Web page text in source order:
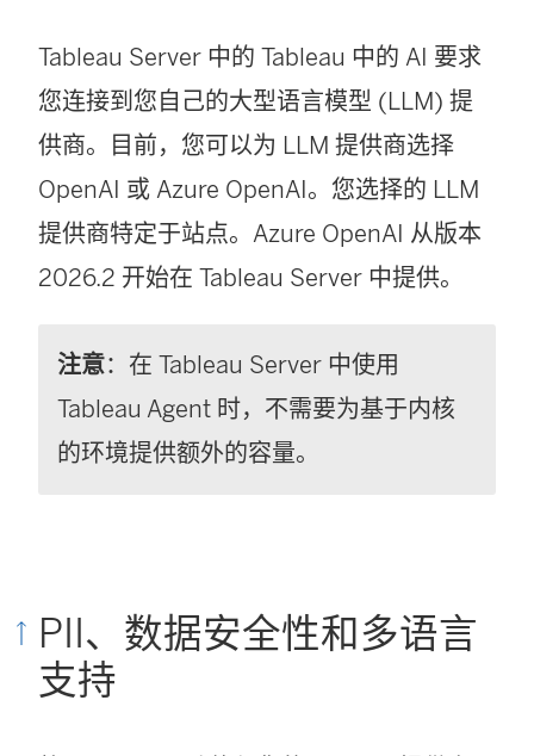
窗
口
中
打
在
新
窗
中
打
Tableau Server 中的 Tableau 中的 AI 要求
您连接到您自己的大型语言模型 (LLM) 提
供商。目前，您可以为 LLM 提供商选择
OpenAI 或 Azure OpenAI。您选择的 LLM
提供商特定于站点。Azure OpenAI 从版本
2026.2 开始在 Tableau Server 中提供。
注意：在 Tableau Server 中使用
Tableau Agent 时，不需要为基于内核
的环境提供额外的容量。
PII、数据安全性和多语言
支持